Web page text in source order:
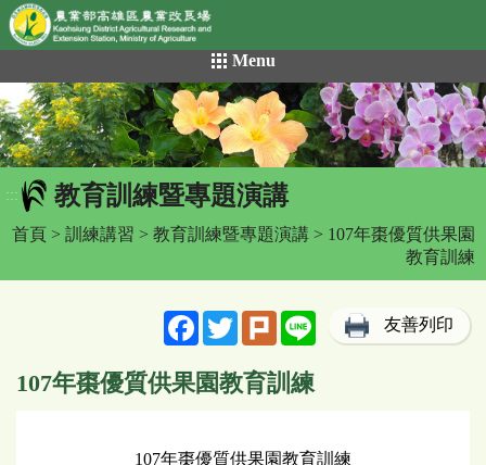
網頁置頂
到
主
要
內
容
區
Menu
::: 教育訓練暨專題演講
首頁 > 訓練講習 > 教育訓練暨專題演講 > 107年棗優質供果園
教育訓練
FacebookTwitterPlurk Line 友善列印
107年棗優質供果園教育訓練
107年棗優質供果園教育訓練